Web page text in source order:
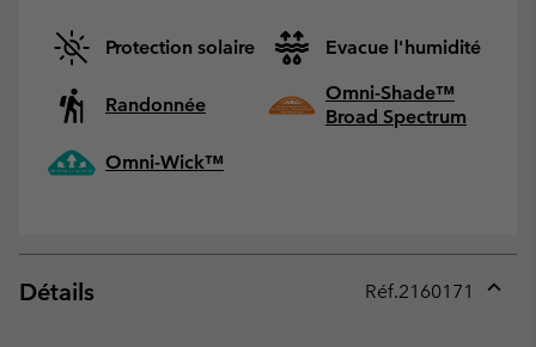
Protection solaire Evacue l'humidité
Randonnée
Omni-Shade™
Broad Spectrum
Omni-Wick™
Détails Réf.2160171